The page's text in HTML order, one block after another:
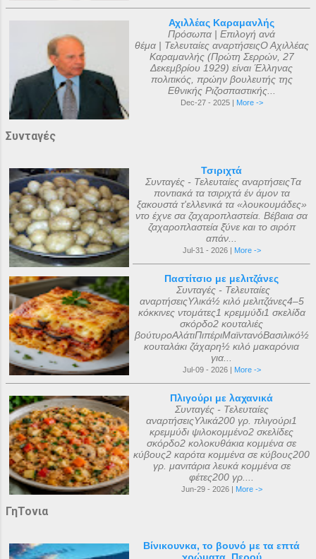
Αχιλλέας Καραμανλής
Πρόσωπα | Επιλογή ανά
θέμα | Τελευταίες αναρτήσειςΟ Αχιλλέας
Καραμανλής (Πρώτη Σερρών, 27
Δεκεμβρίου 1929) είναι Έλληνας
πολιτικός, πρώην βουλευτής της
Εθνικής Ριζοσπαστικής...
Dec-27 - 2025 | More ->
Συνταγές
Τσιριχτά
Συνταγές - Τελευταίες αναρτήσειςΤα
ποντιακά τα τσιριχτά έν άμον τα
ξακουστά τ'ελλενικά τα «λουκουμάδες»
ντο έχνε σα ζαχαροπλαστεία. Βέβαια σα
ζαχαροπλαστεία ξ̌ύνε και το σιρόπ
απάν...
Jul-31 - 2026 | More ->
Παστίτσιο με μελιτζάνες
Συνταγές - Τελευταίες
αναρτήσειςΥλικά½ κιλό μελιτζάνες4–5
κόκκινες ντομάτες1 κρεμμύδι1 σκελίδα
σκόρδο2 κουταλιές
βούτυροΑλάτιΠιπέριΜαϊντανόΒασιλικό½
κουταλάκι ζάχαρη½ κιλό μακαρόνια
για...
Jul-09 - 2026 | More ->
Πλιγούρι με λαχανικά
Συνταγές - Τελευταίες
αναρτήσειςΥλικά200 γρ. πλιγούρι1
κρεμμύδι ψιλοκομμένο2 σκελίδες
σκόρδο2 κολοκυθάκια κομμένα σε
κύβους2 καρότα κομμένα σε κύβους200
γρ. μανιτάρια λευκά κομμένα σε
φέτες200 γρ....
Jun-29 - 2026 | More ->
ΓηΤονια
Βίνικουνκα, το βουνό με τα επτά